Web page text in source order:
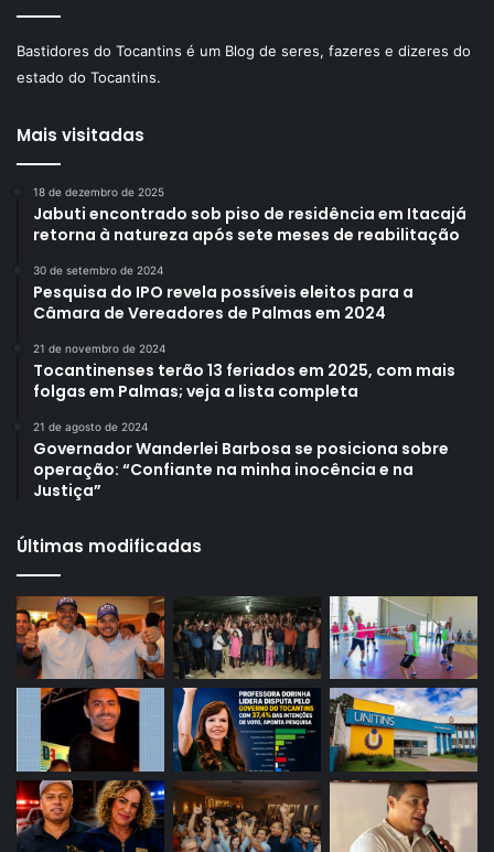
Bastidores do Tocantins é um Blog de seres, fazeres e dizeres do
estado do Tocantins.
Mais visitadas
18 de dezembro de 2025
Jabuti encontrado sob piso de residência em Itacajá
retorna à natureza após sete meses de reabilitação
30 de setembro de 2024
Pesquisa do IPO revela possíveis eleitos para a
Câmara de Vereadores de Palmas em 2024
21 de novembro de 2024
Tocantinenses terão 13 feriados em 2025, com mais
folgas em Palmas; veja a lista completa
21 de agosto de 2024
Governador Wanderlei Barbosa se posiciona sobre
operação: “Confiante na minha inocência e na
Justiça”
Últimas modificadas